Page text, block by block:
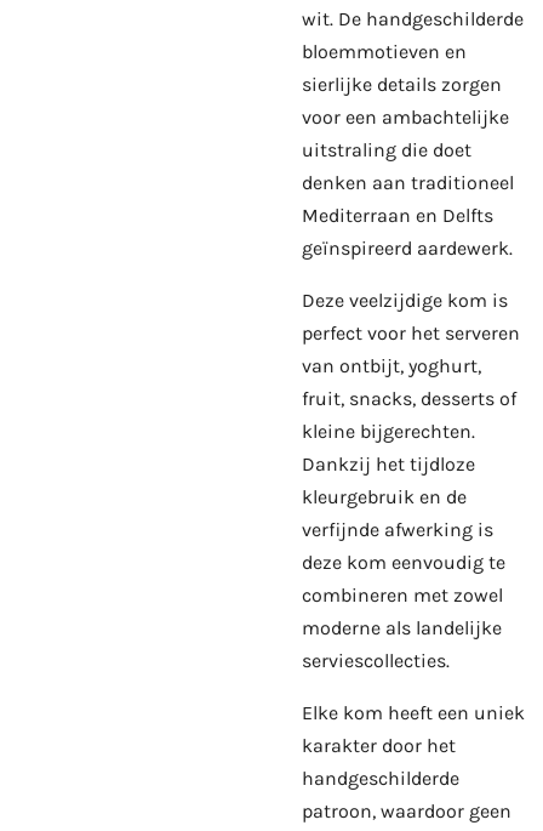
wit. De handgeschilderde
bloemmotieven en
sierlijke details zorgen
voor een ambachtelijke
uitstraling die doet
denken aan traditioneel
Mediterraan en Delfts
geïnspireerd aardewerk.
Deze veelzijdige kom is
perfect voor het serveren
van ontbijt, yoghurt,
fruit, snacks, desserts of
kleine bijgerechten.
Dankzij het tijdloze
kleurgebruik en de
verfijnde afwerking is
deze kom eenvoudig te
combineren met zowel
moderne als landelijke
serviescollecties.
Elke kom heeft een uniek
karakter door het
handgeschilderde
patroon, waardoor geen